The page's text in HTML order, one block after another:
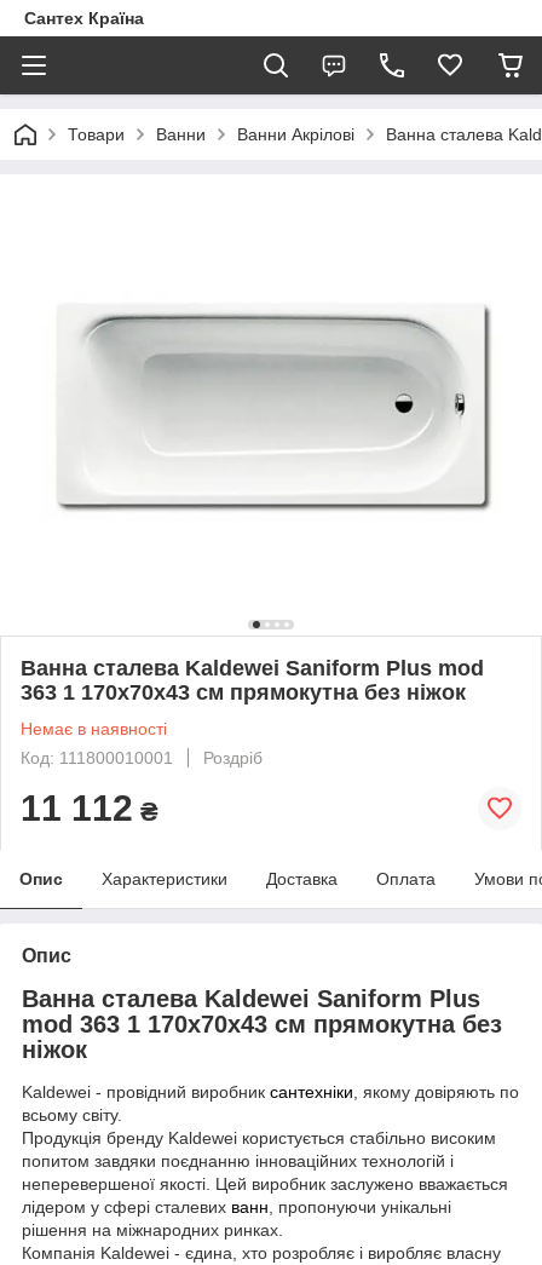
Сантех Країна
Товари Ванни Ванни Акрілові Ванна сталева
Ванна сталева Kaldewei Saniform Plus mod
363 1 170х70х43 см прямокутна без ніжок
Немає в наявності
Код: 111800010001
Роздріб
11 112 ₴
Опис Характеристики Доставка Оплата Умови
Опис
Ванна сталева Kaldewei Saniform Plus
mod 363 1 170х70х43 см прямокутна без
ніжок
Kaldewei - провідний виробник сантехніки, якому довіряють по
всьому світу.
Продукція бренду Kaldewei користується стабільно високим
попитом завдяки поєднанню інноваційних технологій і
неперевершеної якості. Цей виробник заслужено вважається
лідером у сфері сталевих ванн, пропонуючи унікальні
рішення на міжнародних ринках.
Компанія Kaldewei - єдина, хто розробляє і виробляє власну